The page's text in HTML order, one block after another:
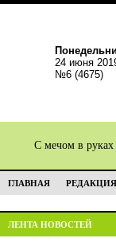
24 июня
№6 (4675)
С мечом в руках
ГЛАВНАЯ РЕДАКЦИЯ
ЛЕНТА НОВОСТЕЙ